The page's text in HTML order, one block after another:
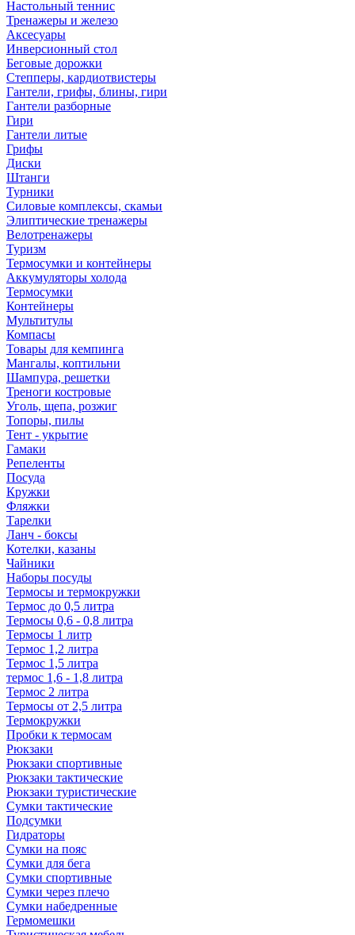
Настольный теннис
Тренажеры и железо
Аксесуары
Инверсионный стол
Беговые дорожки
Степперы, кардиотвистеры
Гантели, грифы, блины, гири
Гантели разборные
Гири
Гантели литые
Грифы
Диски
Штанги
Турники
Силовые комплексы, скамьи
Элиптические тренажеры
Велотренажеры
Туризм
Термосумки и контейнеры
Аккумуляторы холода
Термосумки
Контейнеры
Мультитулы
Компасы
Товары для кемпинга
Мангалы, коптильни
Шампура, решетки
Треноги костровые
Уголь, щепа, розжиг
Топоры, пилы
Тент - укрытие
Гамаки
Репеленты
Посуда
Кружки
Фляжки
Тарелки
Ланч - боксы
Котелки, казаны
Чайники
Наборы посуды
Термосы и термокружки
Термос до 0,5 литра
Термосы 0,6 - 0,8 литра
Термосы 1 литр
Термос 1,2 литра
Термос 1,5 литра
термос 1,6 - 1,8 литра
Термос 2 литра
Термосы от 2,5 литра
Термокружки
Пробки к термосам
Рюкзаки
Рюкзаки спортивные
Рюкзаки тактические
Рюкзаки туристические
Сумки тактические
Подсумки
Гидраторы
Сумки на пояс
Сумки для бега
Сумки спортивные
Сумки через плечо
Сумки набедренные
Гермомешки